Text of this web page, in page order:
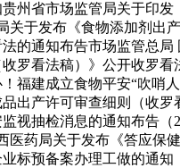
州省市场监管局关于印
于发布《食物添加剂
的通知布告市场监管总
罗看法稿）》公开收罗
福建成立食物平安“吹哨
出产许可审查细则（收
视抽检消息的通知布告
药局关于发布《答应
标预备案办理工做的通